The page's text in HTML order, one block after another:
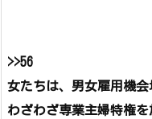
>>56
女たちは、男女雇用機会
わざわざ専業主婦特権